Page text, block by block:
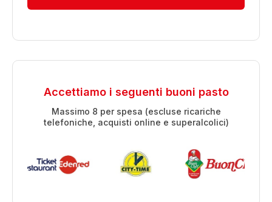
Accettiamo i seguenti buoni pasto
Massimo 8 per spesa (escluse ricariche
telefoniche, acquisti online e superalcolici)